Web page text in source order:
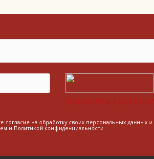
Поменять картинку
согласие на обработку своих персональных данных и
и Политикой конфиденциальности